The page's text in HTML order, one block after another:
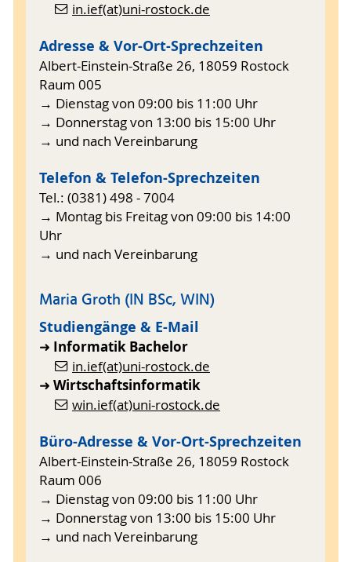
in.ief(at)uni-rostock.de
Adresse & Vor-Ort-Sprechzeiten
Albert-Einstein-Straße 26, 18059 Rostock
Raum 005
→ Dienstag von 09:00 bis 11:00 Uhr
→ Donnerstag von 13:00 bis 15:00 Uhr
→ und nach Vereinbarung
Telefon & Telefon-Sprechzeiten
Tel.: (0381) 498 - 7004
→ Montag bis Freitag von 09:00 bis 14:00
Uhr
→ und nach Vereinbarung
Maria Groth (IN BSc, WIN)
Studiengänge & E-Mail
➜ Informatik Bachelor
in.ief(at)uni-rostock.de
➜ Wirtschaftsinformatik
win.ief(at)uni-rostock.de
Büro-Adresse & Vor-Ort-Sprechzeiten
Albert-Einstein-Straße 26, 18059 Rostock
Raum 006
→ Dienstag von 09:00 bis 11:00 Uhr
→ Donnerstag von 13:00 bis 15:00 Uhr
→ und nach Vereinbarung